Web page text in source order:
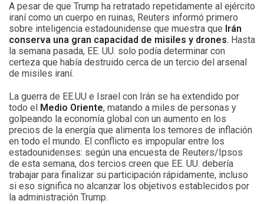
A pesar de que Trump ha retratado repetidamente al ejército
iraní como un cuerpo en ruinas, Reuters informó primero
sobre inteligencia estadounidense que muestra que Irán
conserva una gran capacidad de misiles y drones. Hasta
la semana pasada, EE. UU. solo podía determinar con
certeza que había destruido cerca de un tercio del arsenal
de misiles iraní.
La guerra de EE.UU e Israel con Irán se ha extendido por
todo el
Medio Oriente, matando a miles de personas y
golpeando la economía global con un aumento en los
precios de la energía que alimenta los temores de inflación
en todo el mundo. El conflicto es impopular entre los
estadounidenses: según una encuesta de Reuters/Ipsos
de esta semana, dos tercios creen que EE. UU. debería
trabajar para finalizar su participación rápidamente, incluso
si eso significa no alcanzar los objetivos establecidos por
la administración Trump.